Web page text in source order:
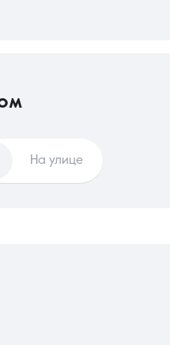
На улице